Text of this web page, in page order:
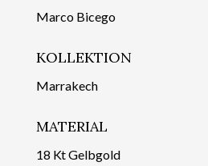
Marco Bicego
KOLLEKTION
Marrakech
MATERIAL
18 Kt Gelbgold